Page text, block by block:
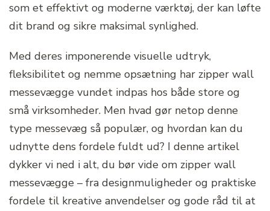
som et effektivt og moderne værktøj, der kan løfte
dit brand og sikre maksimal synlighed.
Med deres imponerende visuelle udtryk,
fleksibilitet og nemme opsætning har zipper wall
messevægge vundet indpas hos både store og
små virksomheder. Men hvad gør netop denne
type messevæg så populær, og hvordan kan du
udnytte dens fordele fuldt ud? I denne artikel
dykker vi ned i alt, du bør vide om zipper wall
messevægge – fra designmuligheder og praktiske
fordele til kreative anvendelser og gode råd til at